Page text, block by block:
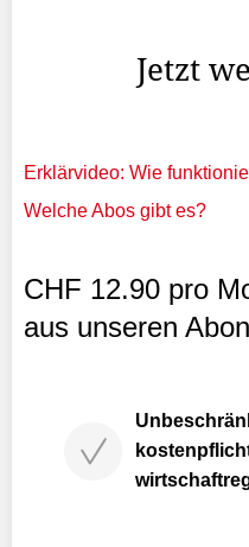
Jetzt
Erklärvideo: Wie
Welche Abos gibt es?
CHF 12.90 pro
aus unseren